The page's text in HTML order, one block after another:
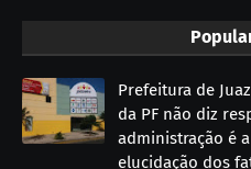
Prefeitura de
da PF não diz
administração é
elucidação dos